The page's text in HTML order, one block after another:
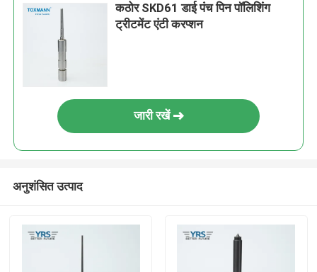
कठोर SKD61 डाई पंच पिन पॉलिशिंग
ट्रीटमेंट एंटी करप्शन
जारी रखें
अनुशंसित उत्पाद